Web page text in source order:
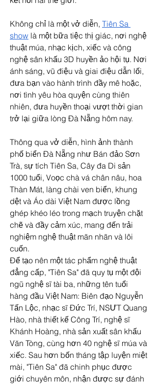
Không chỉ là một vở diễn, Tiên Sa
show là một bữa tiệc thị giác, nơi nghệ
thuật múa, nhạc kịch, xiếc và công
nghệ sân khấu 3D huyền ảo hội tụ. Nơi
ánh sáng, vũ điệu và giai điệu dẫn lối,
đưa bạn vào hành trình đầy mê hoặc,
nơi tình yêu hòa quyện cùng thiên
nhiên, đưa huyền thoại vượt thời gian
trở lại giữa lòng Đà Nẵng hôm nay.
Thông qua vở diễn, hình ảnh thành
phố biển Đà Nẵng như Bán đảo Sơn
Trà, sự tích Tiên Sa, Cây đa Di sản
1000 tuổi, Voọc chà vá chân nâu, hoa
Thàn Mát, làng chài ven biển, khung
dệt và Áo dài Việt Nam được lồng
ghép khéo léo trong mạch truyện chặt
chẽ và đầy cảm xúc, mang đến trải
nghiệm nghệ thuật mãn nhãn và lôi
cuốn.
Để tạo nên một tác phẩm nghệ thuật
đẳng cấp, "Tiên Sa" đã quy tụ một đội
ngũ nghệ sĩ tài ba, những tên tuổi
hàng đầu Việt Nam: Biên đạo Nguyễn
Tấn Lộc, nhạc sĩ Đức Trí, NSƯT Quang
Hào, nhà thiết kế Công Trí, nghệ sĩ
Khánh Hoàng, nhà sản xuất sân khấu
Văn Tòng, cùng hơn 40 nghệ sĩ múa và
xiếc. Sau hơn bốn tháng tập luyện miệt
mài, "Tiên Sa" đã chinh phục được
giới chuyên môn, nhận được sự đánh